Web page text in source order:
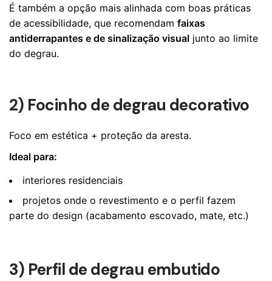
É também a opção mais alinhada com boas práticas
de acessibilidade, que recomendam faixas
antiderrapantes e de sinalização visual junto ao limite
do degrau.
2) Focinho de degrau decorativo
Foco em estética + proteção da aresta.
Ideal para:
interiores residenciais
projetos onde o revestimento e o perfil fazem
parte do design (acabamento escovado, mate, etc.)
3) Perfil de degrau embutido